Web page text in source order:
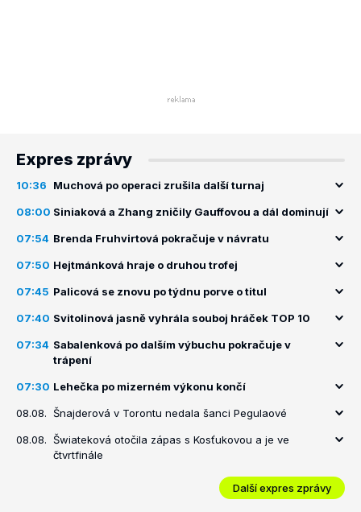
Expres zprávy
10:36 Muchová po operaci zrušila další turnaj
08:00 Siniaková a Zhang zničily Gauffovou a dál dominují
07:54 Brenda Fruhvirtová pokračuje v návratu
07:50 Hejtmánková hraje o druhou trofej
07:45 Palicová se znovu po týdnu porve o titul
07:40 Svitolinová jasně vyhrála souboj hráček TOP 10
07:34 Sabalenková po dalším výbuchu pokračuje v
trápení
07:30 Lehečka po mizerném výkonu končí
08.08. Šnajderová v Torontu nedala šanci Pegulaové
08.08. Šwiateková otočila zápas s Kosťukovou a je ve
čtvrtfinále
Další expres zprávy